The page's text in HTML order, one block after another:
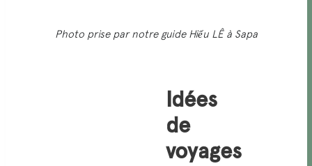
Photo prise par notre guide Hiểu LÊ à Sapa
Idées
de
voyages